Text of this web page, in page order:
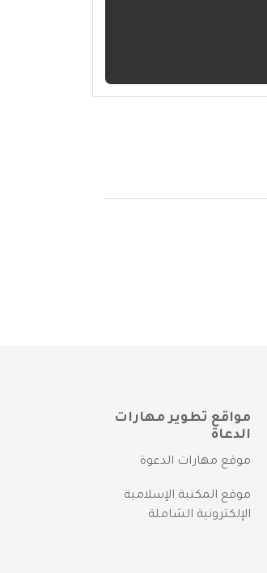
مواقع تطوير مهارات
الدعاة
موقع مهارات الدعوة
موقع المكتبة الإسلامية
الإلكترونية الشاملة